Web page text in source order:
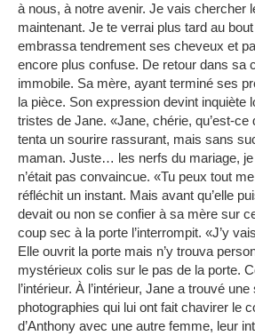
à nous, à notre avenir. Je vais chercher
maintenant. Je te verrai plus tard au
embrassa tendrement ses cheveux et
encore plus confuse. De retour dans sa
immobile. Sa mère, ayant terminé ses
la pièce. Son expression devint inquiète
tristes de Jane. «Jane, chérie, qu’est-ce
tenta un sourire rassurant, mais sans
maman. Juste… les nerfs du mariage,
n’était pas convaincue. «Tu peux tout
réfléchit un instant. Mais avant qu’elle
devait ou non se confier à sa mère sur
coup sec à la porte l’interrompit. «J’y
Elle ouvrit la porte mais n’y trouva
mystérieux colis sur le pas de la porte.
l’intérieur. À l’intérieur, Jane a trouvé une
photographies qui lui ont fait chavirer le
d’Anthony avec une autre femme, leur